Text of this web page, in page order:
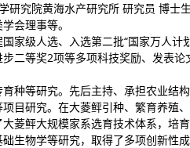
研究院黄海水产研究所 研究员 博
会理事等。
家级人选、入选第二批“国家万人
二等奖2项等多项科技奖励、发表
种等研究。先后主持、承担农业结
目研究。在大菱鲆引种、繁育养殖
菱鲆大规模家系选育技术体系，培
生物学等研究，取得了多项创新性